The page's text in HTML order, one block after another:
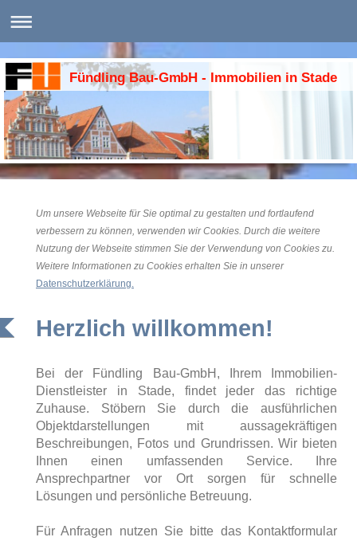
Fündling Bau-GmbH - Immobilien in Stade
Um unsere Webseite für Sie optimal zu gestalten und fortlaufend
verbessern zu können, verwenden wir Cookies. Durch die weitere
Nutzung der Webseite stimmen Sie der Verwendung von Cookies zu.
Weitere Informationen zu Cookies erhalten Sie in unserer
Datenschutzerklärung.
Herzlich willkommen!
Bei der Fündling Bau-GmbH, Ihrem Immobilien-
Dienstleister in Stade, findet jeder das richtige
Zuhause. Stöbern Sie durch die ausführlichen
Objektdarstellungen mit aussagekräftigen
Beschreibungen, Fotos und Grundrissen. Wir bieten
Ihnen einen umfassenden Service. Ihre
Ansprechpartner vor Ort sorgen für schnelle
Lösungen und persönliche Betreuung.
Für Anfragen nutzen Sie bitte das Kontaktformular